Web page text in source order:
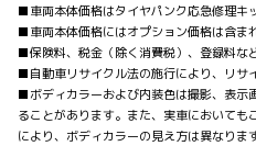
■車両本体価格はタイヤパンク応急修理キ
■車両本体価格にはオプション価格は含ま
■保険料、税金（除く消費税）、登録料な
■自動車リサイクル法の施行により、リサ
■ボディカラーおよび内装色は撮影、表示
ることがあります。また、実車においても
により、ボディカラーの見え方は異なりま